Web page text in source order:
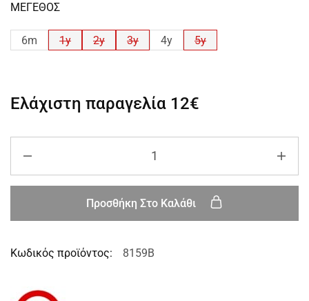
ΜΕΓΕΘΟΣ
6m 1y 2y 3y 4y 5y
Ελάχιστη παραγελία 12€
Προσθήκη Στο Καλάθι
Κωδικός προϊόντος: 8159B